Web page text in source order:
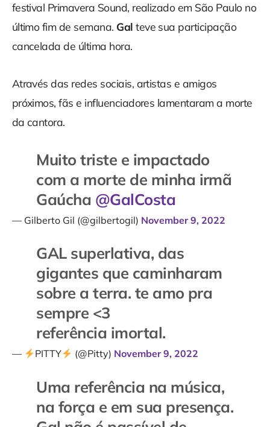
festival Primavera Sound, realizado em São Paulo no
último fim de semana. Gal teve sua participação
cancelada de última hora.
Através das redes sociais, artistas e amigos
próximos, fãs e influenciadores lamentaram a morte
da cantora.
Muito triste e impactado
com a morte de minha irmã
Gaúcha @GalCosta
— Gilberto Gil (@gilbertogil) November 9, 2022
GAL superlativa, das
gigantes que caminharam
sobre a terra. te amo pra
sempre <3
referência imortal.
— PITTY (@Pitty) November 9, 2022
Uma referência na música,
na força e em sua presença.